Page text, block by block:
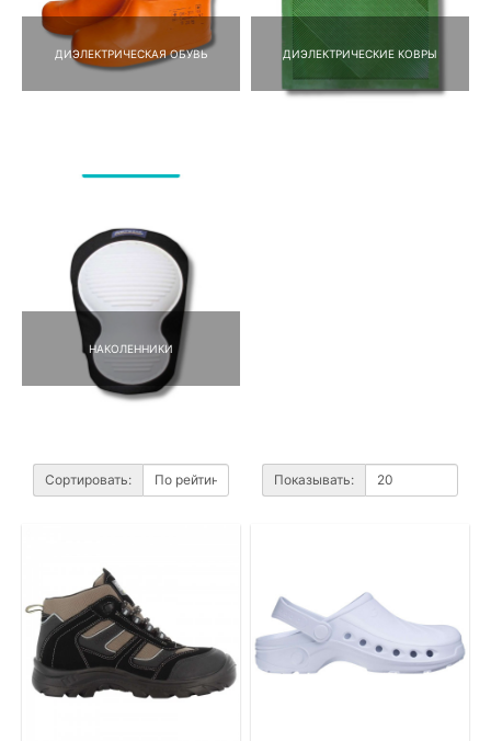
ДИЭЛЕКТРИЧЕСКАЯ ОБУВЬ ДИЭЛЕКТРИЧЕСКИЕ КОВРЫ
НАКОЛЕННИКИ
Сортировать: Показывать: